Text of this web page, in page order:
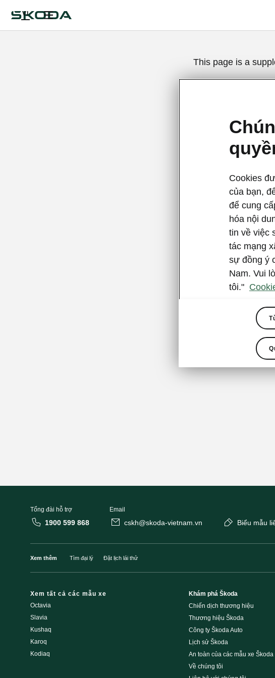
VI
This page is a
Tổng đài hỗ trợ
1900 599 868
Email
cskh@skoda-vietnam.vn Biểu mẫu
Xem thêm Tìm đại lý Đặt lịch lái thử
Xem tất cả các mẫu xe
Octavia
Slavia
Kushaq
Karoq
Kodiaq
Khám phá Škoda
Chiến dịch thương hiệu
Thương hiệu Škoda
Công ty Škoda Auto
Lịch sử Škoda
An toàn của các mẫu xe Škoda
Về chúng tôi
Cookies
của bạn,
để cung
hóa nội
tin về việc
tác mạng
sự đồng ý
Nam. Vui
tôi."